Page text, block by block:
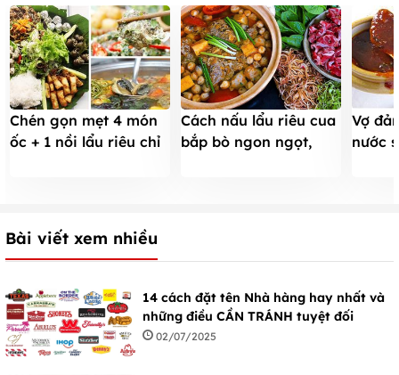
Chén gọn mẹt 4 món
ốc + 1 nồi lẩu riêu chỉ
Cách nấu lẩu riêu cua
bắp bò ngon ngọt,
Vợ
nước
Bài viết xem nhiều
14 cách đặt tên Nhà hàng hay nhất và
những điều CẦN TRÁNH tuyệt đối
02/07/2025